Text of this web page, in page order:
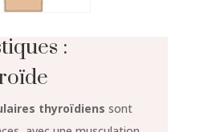
:
thyroïdiens sont